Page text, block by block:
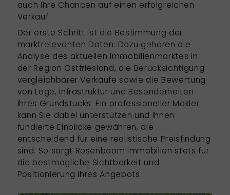
auch Ihre Chancen auf einen erfolgreichen
Verkauf.
Der erste Schritt ist die Bestimmung der
marktrelevanten Daten. Dazu gehören die
Analyse des aktuellen Immobilienmarktes in
der Region Ostfriesland, die Berücksichtigung
vergleichbarer Verkäufe sowie die Bewertung
von Lage, Infrastruktur und Besonderheiten
Ihres Grundstücks. Ein professioneller Makler
kann Sie dabei unterstützen und Ihnen
fundierte Einblicke gewähren, die
entscheidend für eine realistische Preisfindung
sind. So sorgt Rosenboom Immobilien stets für
die bestmögliche Sichtbarkeit und
Positionierung Ihres Angebots.